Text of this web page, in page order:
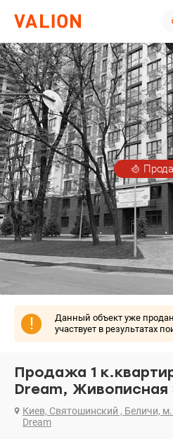
!
Данный объект уже
участвует в результатах
Продажа 1
Dream, Живописная
Киев, Святошинский , Беличи,
Dream